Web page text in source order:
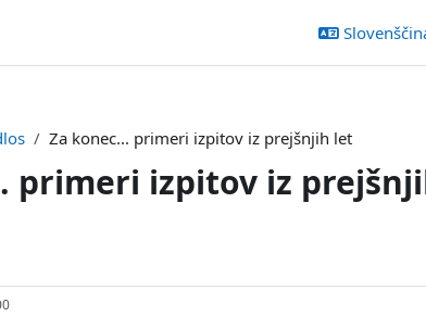
Za konec... primeri izpitov iz prejšnjih let
primeri izpitov iz